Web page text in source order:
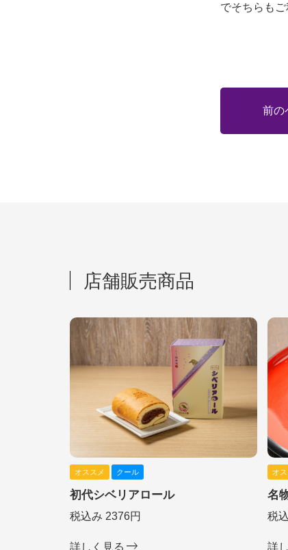
でそちらもご
前の
店舗販売商品
オススメ クール
初代シベリアロール
税込み 2376円
詳しく見る
オ
名
税
詳